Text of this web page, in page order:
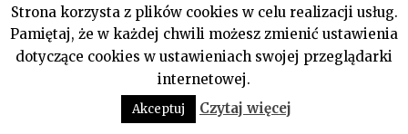
Pieniny. Przewodnik turystyczny
Strona korzysta z plików cookies w celu realizacji usług.
Pamiętaj, że w każdej chwili możesz zmienić ustawienia
dotyczące cookies w ustawieniach swojej przeglądarki
internetowej.
Akceptuj Czytaj więcej